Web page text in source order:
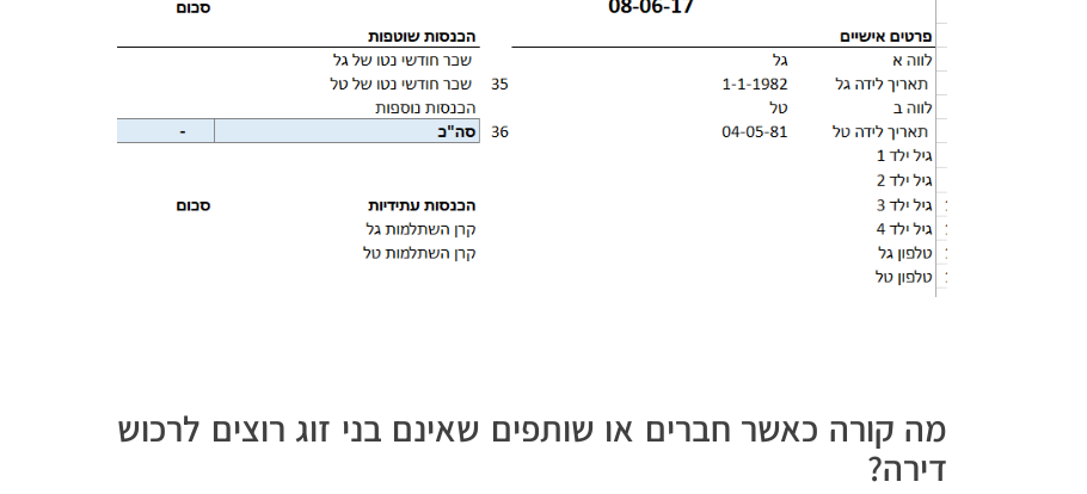
מה קורה כאשר חברים או שותפים שאינם בני זוג רוצים לרכוש
דירה?